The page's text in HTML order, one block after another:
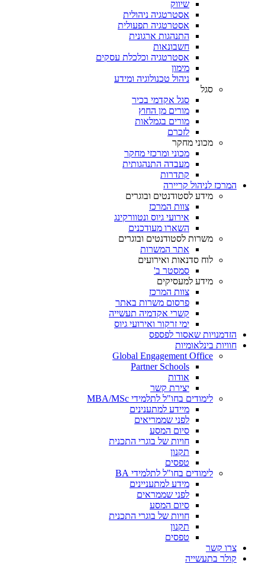
שיווק
אסטרטגיה ניהולית
אסטרטגיה תפעולית
התנהגות ארגונית
חשבונאות
אסטרטגיה וכלכלת עסקים
מימון
ניהול טכנולוגיה ומידע
סגל
סגל אקדמי בכיר
מורים מן החוץ
מורים בגמלאות
לזכרם
מכוני מחקר
מכוני ומרכזי מחקר
מעבדה התנהגותית
קתדרות
המרכז לניהול קריירה
מידע לסטודנטים ובוגרים
צוות המרכז
אירועי גיוס ונטוורקינג
השארו מעודכנים
משרות לסטודנטים ובוגרים
אתר המשרות
לוח סדנאות ואירועים
סמסטר ב'
מידע למעסיקים
צוות המרכז
פרסום משרות באתר
קשרי אקדמיה תעשייה
ימי זרקור ואירועי גיוס
הזדמנויות שאסור לפספס
חוויות בינלאומיות
Global Engagement Office
Partner Schools
אודות
יצירת קשר
לימודים בחו"ל לתלמידי MBA/MSc
מיידע למתענינים
לפני שממריאים
סיום המסע
חויות של בוגרי התכנית
תקנון
טפסים
לימודים בחו"ל לתלמידי BA
מידע למתעניינים
לפני שממראים
סיום המסע
חויות של בוגרי התכנית
תקנון
טפסים
צרו קשר
קולר בתעשייה